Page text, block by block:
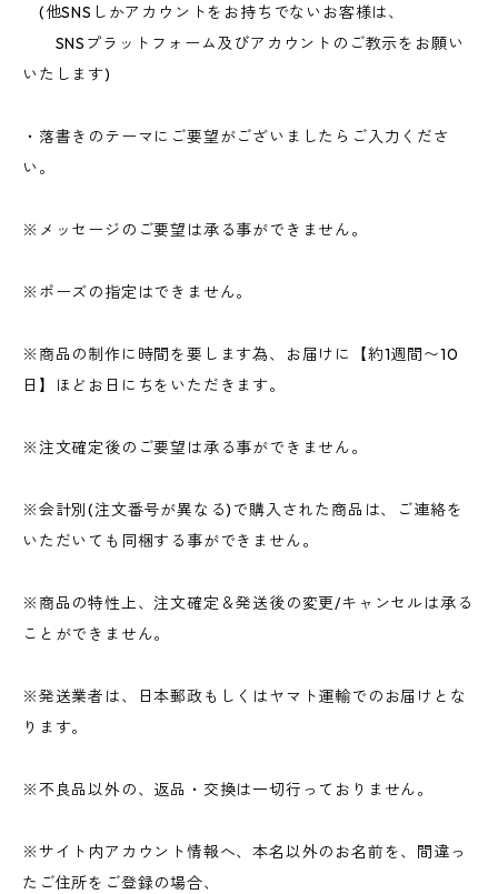
(他SNSしかアカウントをお持ちでないお客様は、
SNSプラットフォーム及びアカウントのご教示をお願い
いたします)
・落書きのテーマにご要望がございましたらご入力くださ
い。
※メッセージのご要望は承る事ができません。
※ポーズの指定はできません。
※商品の制作に時間を要します為、お届けに【約1週間〜10
日】ほどお日にちをいただきます。
※注文確定後のご要望は承る事ができません。
※会計別(注文番号が異なる)で購入された商品は、ご連絡を
いただいても同梱する事ができません。
※商品の特性上、注文確定＆発送後の変更/キャンセルは承る
ことができません。
※発送業者は、日本郵政もしくはヤマト運輸でのお届けとな
ります。
※不良品以外の、返品・交換は一切行っておりません。
※サイト内アカウント情報へ、本名以外のお名前を、間違っ
たご住所をご登録の場合、